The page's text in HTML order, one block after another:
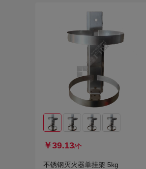
￥39.13/个
不锈钢灭火器单挂架 5kg